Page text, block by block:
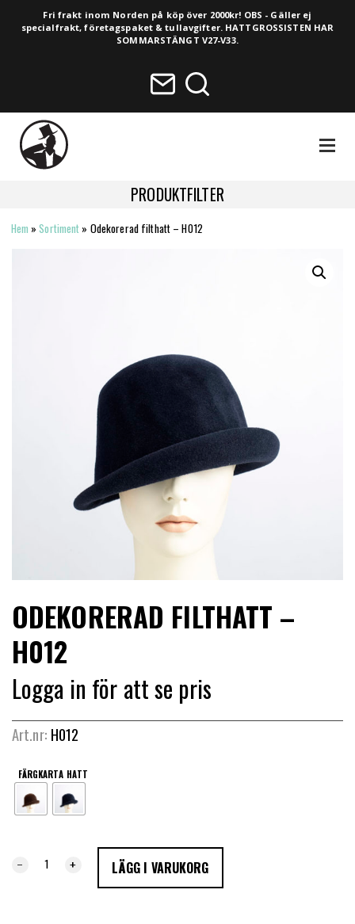
Fri frakt inom Norden på köp över 2000kr! OBS - Gäller ej
specialfrakt, företagspaket & tullavgifter. HATTGROSSISTEN HAR
SOMMARSTÄNGT V27-V33.
PRODUKTFILTER
HELA SORTIMENTET
LIMITERADE
UTGÅENDE
Hem »Sortiment » Odekorerad filthatt – H012
ODEKORERAD FILTHATT –
H012
Logga in för att se pris
Art.nr: H012
FÄRGKARTA HATT
- + LÄGG I VARUKORG